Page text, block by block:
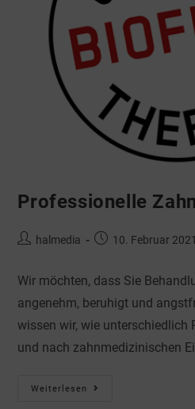
Professionelle
halmedia 10. Februar 2021
Wir möchten, dass Sie
angenehm, beruhigt und
wissen wir, wie unterschiedlich
und nach zahnmedizinischen
Weiterlesen